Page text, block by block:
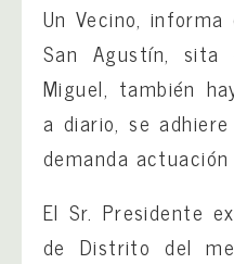
Un Vecino,
San Agustín,
Miguel, también
a diario, se
demanda actuación
El Sr. Presidente
de Distrito del